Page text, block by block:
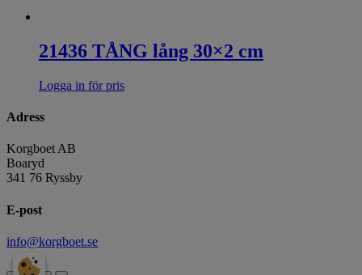
21436 TÅNG lång 30×2 cm
Logga in för pris
Adress
Korgboet AB
Boaryd
341 76 Ryssby
E-post
info@korgboet.se